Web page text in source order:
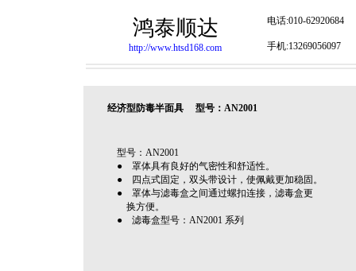
鸿泰顺达
http://www.htsd168.com
电话:010-62920684
手机:13269056097
经济型防毒半面具 型号：AN2001
型号：AN2001
● 罩体具有良好的气密性和舒适性。
● 四点式固定，双头带设计，使佩戴更加稳固。
● 罩体与滤毒盒之间通过螺扣连接，滤毒盒更
换方便。
● 滤毒盒型号：AN2001 系列